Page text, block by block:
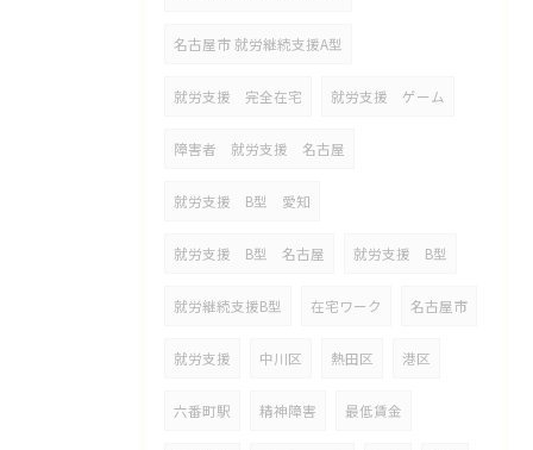
名古屋市 就労継続支援A型
就労支援 完全在宅 就労支援 ゲーム
障害者 就労支援 名古屋
就労支援 B型 愛知
就労支援 B型 名古屋 就労支援 B型
就労継続支援B型 在宅ワーク 名古屋市
就労支援 中川区 熱田区 港区
六番町駅 精神障害 最低賃金